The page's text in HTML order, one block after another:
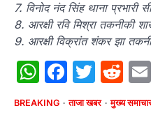
7. विनोद नंद सिंह थाना प्रभारी
8. आरक्षी रवि मिश्रा तकनीकी
9. आरक्षी विक्रांत शंकर झा
WhatsApp
BREAKING ताजा खबर मुख्य